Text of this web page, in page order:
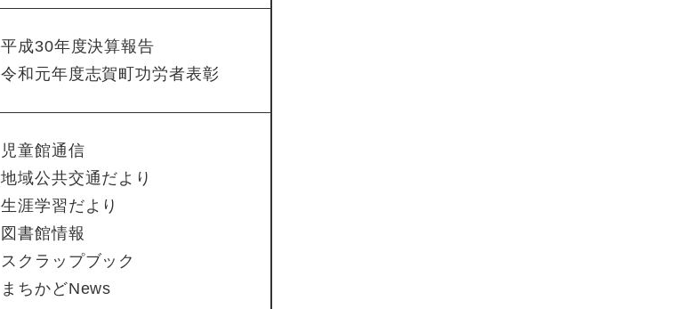
平成30年度決算報告
令和元年度志賀町功労者表彰
児童館通信
地域公共交通だより
生涯学習だより
図書館情報
スクラップブック
まちかどNews